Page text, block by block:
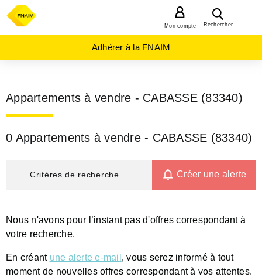
Rechercher
Mon compte
Adhérer à la FNAIM
Appartements à vendre - CABASSE (83340)
0 Appartements à vendre - CABASSE (83340)
Critères de recherche Créer une alerte
Nous n'avons pour l’instant pas d'offres correspondant à
votre recherche.
En créant une alerte e-mail , vous serez informé à tout
moment de nouvelles offres correspondant à vos attentes.